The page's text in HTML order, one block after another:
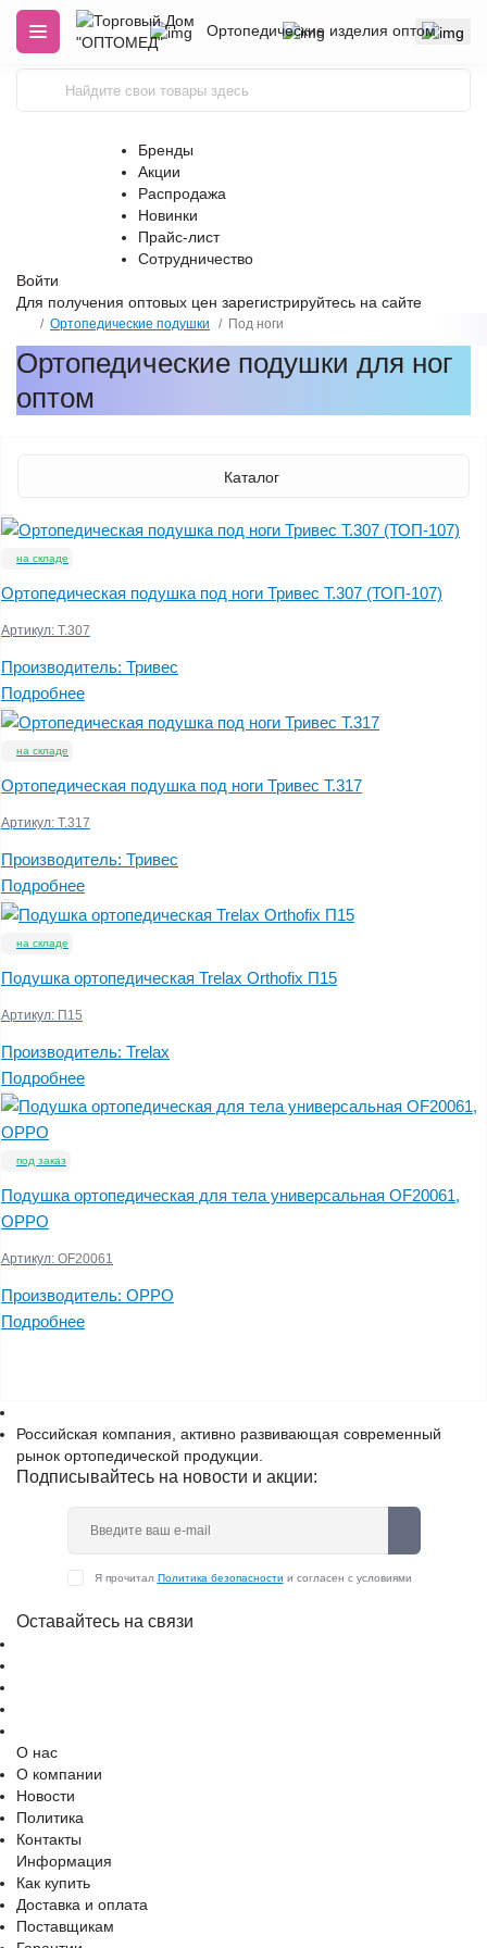
Ортопедические изделия оптом
Бренды
Акции
Распродажа
Новинки
Прайс-лист
Сотрудничество
Войти
Для получения оптовых цен зарегистрируйтесь на сайте
Ортопедические подушки Под ноги
Ортопедические подушки для ног
оптом
Каталог
на складе
Ортопедическая подушка под ноги Тривес Т.307 (ТОП-107)
Артикул: Т.307
Производитель: Тривес
Подробнее
на складе
Ортопедическая подушка под ноги Тривес Т.317
Артикул: Т.317
Производитель: Тривес
Подробнее
на складе
Подушка ортопедическая Trelax Orthofix П15
Артикул: П15
Производитель: Trelax
Подробнее
под заказ
Подушка ортопедическая для тела универсальная OF20061,
OPPO
Артикул: OF20061
Производитель: OPPO
Подробнее
Российская компания, активно развивающая современный
рынок ортопедической продукции.
Подписывайтесь на новости и акции:
Я прочитал Политика безопасности и согласен с условиями
Оставайтесь на связи
О нас
О компании
Новости
Политика
Контакты
Информация
Как купить
Доставка и оплата
Поставщикам